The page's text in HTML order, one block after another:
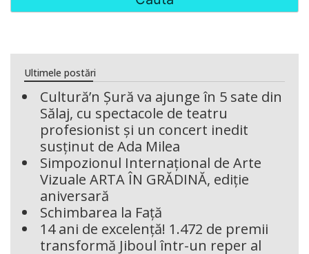
Ultimele postări
Cultură’n Șură va ajunge în 5 sate din
Sălaj, cu spectacole de teatru
profesionist și un concert inedit
susținut de Ada Milea
Simpozionul Internațional de Arte
Vizuale ARTA ÎN GRĂDINĂ, ediție
aniversară
Schimbarea la Față
14 ani de excelență! 1.472 de premii
transformă Jiboul într-un reper al